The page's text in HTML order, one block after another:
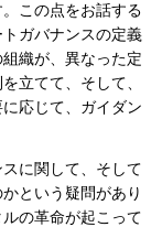
この点をお話する
ガバナンスの定義
織が、異なった定
立てて、そして、
応じて、ガイダン
に関して、そして
という疑問があり
の革命が起こって